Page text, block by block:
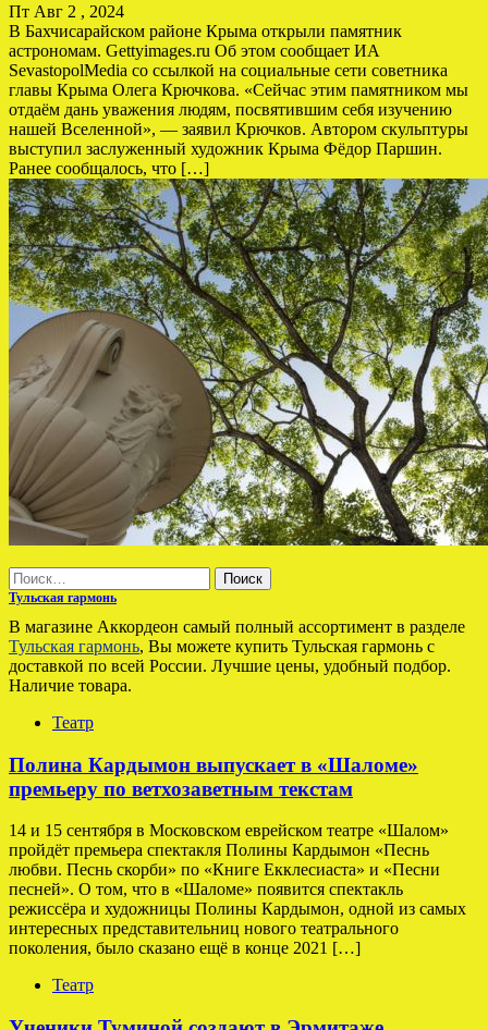
Пт Авг 2 , 2024
В Бахчисарайском районе Крыма открыли памятник
астрономам. Gettyimages.ru Об этом сообщает ИА
SevastopolMedia со ссылкой на социальные сети советника
главы Крыма Олега Крючкова. «Сейчас этим памятником мы
отдаём дань уважения людям, посвятившим себя изучению
нашей Вселенной», — заявил Крючков. Автором скульптуры
выступил заслуженный художник Крыма Фёдор Паршин.
Ранее сообщалось, что […]
Найти:
Тульская гармонь
В магазине Аккордеон самый полный ассортимент в разделе
Тульская гармонь, Вы можете купить Тульская гармонь с
доставкой по всей России. Лучшие цены, удобный подбор.
Наличие товара.
Театр
Полина Кардымон выпускает в «Шаломе»
премьеру по ветхозаветным текстам
14 и 15 сентября в Московском еврейском театре «Шалом»
пройдёт премьера спектакля Полины Кардымон «Песнь
любви. Песнь скорби» по «Книге Екклесиаста» и «Песни
песней». О том, что в «Шаломе» появится спектакль
режиссёра и художницы Полины Кардымон, одной из самых
интересных представительниц нового театрального
поколения, было сказано ещё в конце 2021 […]
Театр